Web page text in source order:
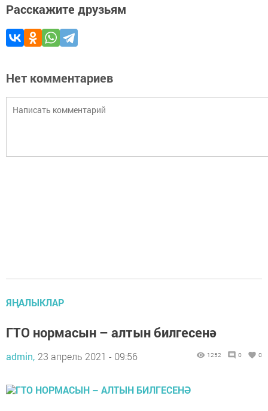
Расскажите друзьям
Нет комментариев
ЯҢАЛЫКЛАР
ГТО нормасын – алтын билгесенә
admin, 23 апрель 2021 - 09:56 1252 0 0